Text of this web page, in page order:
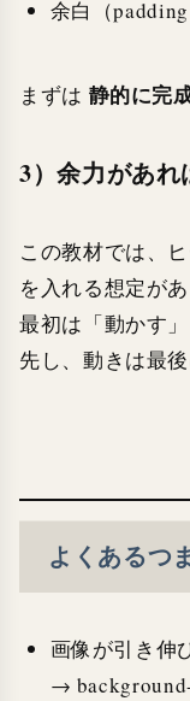
余白（padding
まずは 静的に完
3）余力があ
この教材では、
を入れる想定があ
最初は「動かす」
先し、動きは最
よくあるつ
画像が引き伸
→